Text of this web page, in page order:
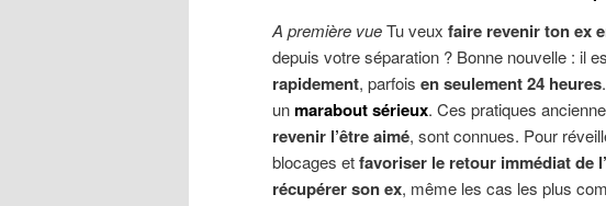
A première vueTu veux faire revenir ton ex
depuis votre séparation ? Bonne nouvelle : il
rapidement, parfois en seulement 24 heures
unmarabout sérieux. Ces pratiques
revenir l’être aimé, sont connues. Pour
blocages etfavoriser le retour immédiat de
récupérer son ex, même les cas les plus